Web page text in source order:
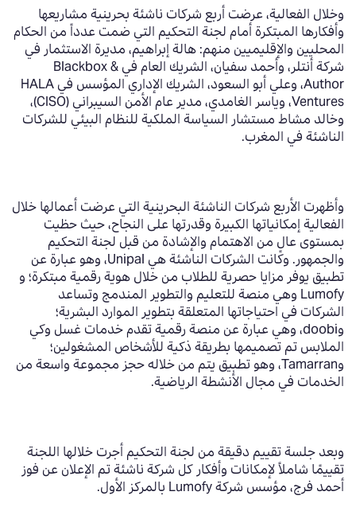
وخلال الفعالية، عرضت أربع شركات ناشئة بحرينية مشاريعها
وأفكارها المبتكرة أمام لجنة التحكيم التي ضمت عدداً من الحكام
المحليين والإقليميين منهم: هالة إبراهيم، مديرة الاستثمار في
شركة أنتلر،وأحمد سفيان، الشريك العام فيBlackbox &
Author، وعلي أبو السعود، الشريك الإداري المؤسس فيHALA
Ventures، وياسر الغامدي، مدير عام الأمن السيبراني (CISO)،
وخالد مشاط مستشار السياسة الملكية للنظام البيئي للشركات
الناشئة في المغرب.
وأظهرت الأربع شركات الناشئة البحرينية التي عرضت أعمالها خلال
الفعاليةإمكانياتها الكبيرة وقدرتها على النجاح، حيث حظيت
بمستوى عالٍ من الاهتمام والإشادة من قبل لجنة التحكيم
والجمهور. وكانت الشركات الناشئة هيUnipal، وهو عبارة عن
تطبيق يوفر مزايا حصرية للطلاب من خلال هوية رقمية مبتكرة؛و
Lumofyوهي منصة للتعليم والتطوير المندمج وتساعد
الشركات في احتياجاتها المتعلقة بتطوير الموارد البشرية؛
وdoobi، وهي عبارة عن منصة رقمية تقدم خدمات غسل وكي
الملابس تم تصميمها بطريقة ذكية للأشخاص المشغولين؛
وTamarran، وهو تطبيق يتم من خلاله حجز مجموعة واسعة من
الخدمات في مجال الأنشطة الرياضية.
وبعد جلسة تقييم دقيقة من لجنة التحكيم أجرت خلالها اللجنة
تقييمًا شاملاً لإمكانات وأفكار كل شركة ناشئة تم الإعلان عن فوز
أحمد فرج،مؤسس شركةLumofyبالمركز الأول.